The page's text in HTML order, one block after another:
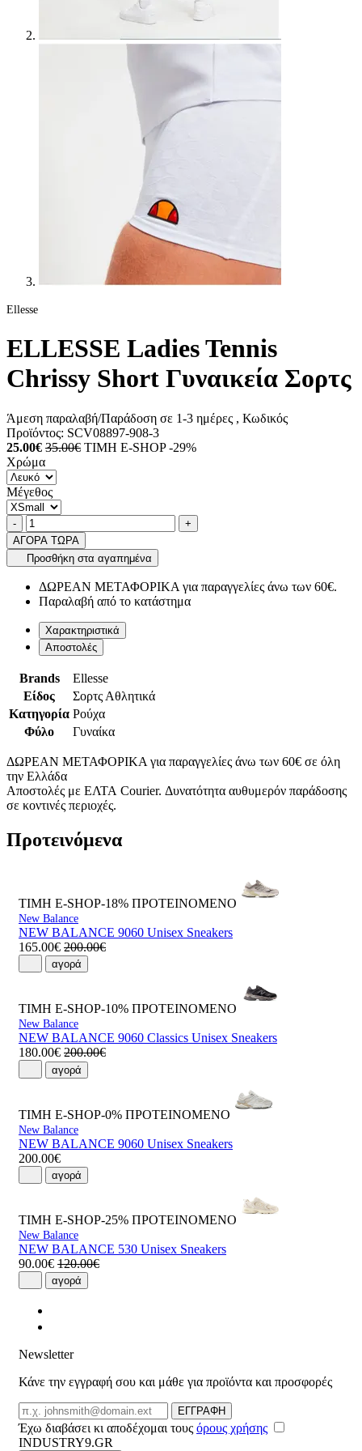
Ellesse
ELLESSE Ladies Tennis
Chrissy Short Γυναικεία Σορτς
Άμεση παραλαβή/Παράδοση σε 1-3 ημέρες , Κωδικός
Προϊόντος: SCV08897-908-3
25.00€ 35.00€ ΤΙΜΗ E-SHOP -29%
Χρώμα
Μέγεθος
Ποσότητα
-product.increase.quantity +
ΑΓΟΡΑ ΤΩΡΑ
Προσθήκη στα αγαπημένα
ΔΩΡΕΑΝ ΜΕΤΑΦΟΡΙΚΑ για παραγγελίες άνω των 60€.
Παραλαβή από το κατάστημα
Χαρακτηριστικά
Αποστολές
Brands
Ellesse
Είδος
Σορτς Αθλητικά
Κατηγορία Ρούχα
Φύλο
Γυναίκα
ΔΩΡΕΑΝ ΜΕΤΑΦΟΡΙΚΑ για παραγγελίες άνω των 60€ σε όλη
την Ελλάδα
Αποστολές με ΕΛΤΑ Courier. Δυνατότητα αυθυμερόν παράδοσης
σε κοντινές περιοχές.
Προτεινόμενα
ΤΙΜΗ E-SHOP-18% ΠΡΟΤΕΙΝΟΜΕΝΟ
New Balance
NEW BALANCE 9060 Unisex Sneakers
165.00€ 200.00€
αγορά
ΤΙΜΗ E-SHOP-10% ΠΡΟΤΕΙΝΟΜΕΝΟ
New Balance
NEW BALANCE 9060 Classics Unisex Sneakers
180.00€ 200.00€
αγορά
ΤΙΜΗ E-SHOP-0% ΠΡΟΤΕΙΝΟΜΕΝΟ
New Balance
NEW BALANCE 9060 Unisex Sneakers
200.00€
αγορά
ΤΙΜΗ E-SHOP-25% ΠΡΟΤΕΙΝΟΜΕΝΟ
New Balance
NEW BALANCE 530 Unisex Sneakers
90.00€ 120.00€
αγορά
Newsletter
Κάνε την εγγραφή σου και μάθε για προϊόντα και προσφορές
Email
ΕΓΓΡΑΦΗ
Έχω διαβάσει κι αποδέχομαι τους όρους χρήσης
INDUSTRY9.GR